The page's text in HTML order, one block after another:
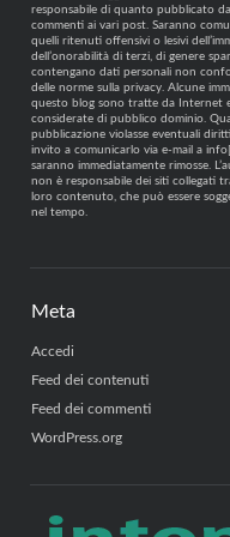
responsabile di quanto pubblicato
commenti ai vari post. Saranno
quelli ritenuti offensivi o lesivi
dell’onorabilità di terzi, di genere
contengano dati personali non
delle norme sulla privacy. Alcune
questo blog sono tratte da Internet
considerate di pubblico dominio.
pubblicazione violasse eventuali
invito a comunicarlo via e-mail a
saranno immediatamente rimosse.
non è responsabile dei siti collegati
loro contenuto, che può essere
nel tempo.
Meta
Accedi
Feed dei contenuti
Feed dei commenti
WordPress.org